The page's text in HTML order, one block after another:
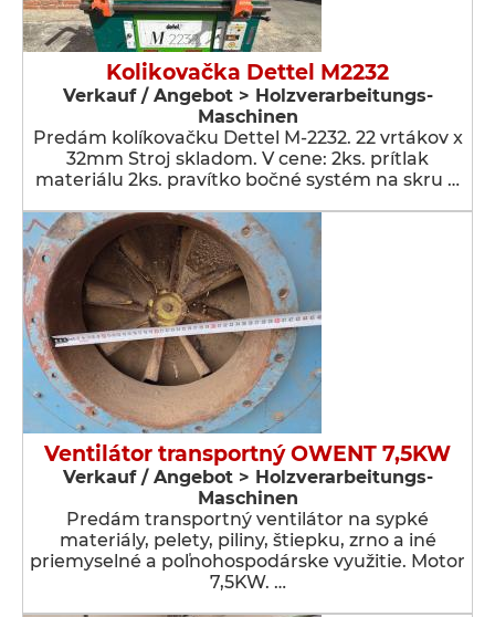
Kolikovačka Dettel M2232
Verkauf / Angebot > Holzverarbeitungs-
Maschinen
Predám kolíkovačku Dettel M-2232. 22 vrtákov x
32mm Stroj skladom. V cene: 2ks. prítlak
materiálu 2ks. pravítko bočné systém na skru …
Ventilátor transportný OWENT 7,5KW
Verkauf / Angebot > Holzverarbeitungs-
Maschinen
Predám transportný ventilátor na sypké
materiály, pelety, piliny, štiepku, zrno a iné
priemyselné a poľnohospodárske využitie. Motor
7,5KW. …